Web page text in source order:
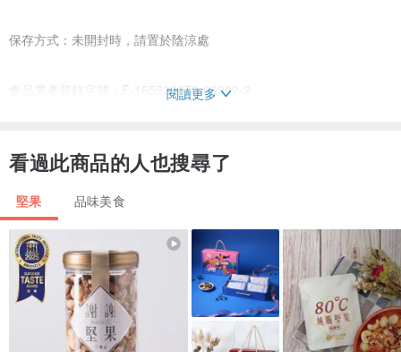
保存方式：未開封時，請置於陰涼處
食品業者登錄字號：F-165928278-00002-2
閱讀更多
看過此商品的人也搜尋了
堅果 品味美食